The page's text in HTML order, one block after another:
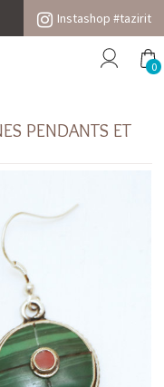
Instashop #tazirit
0
PENDANTS ET